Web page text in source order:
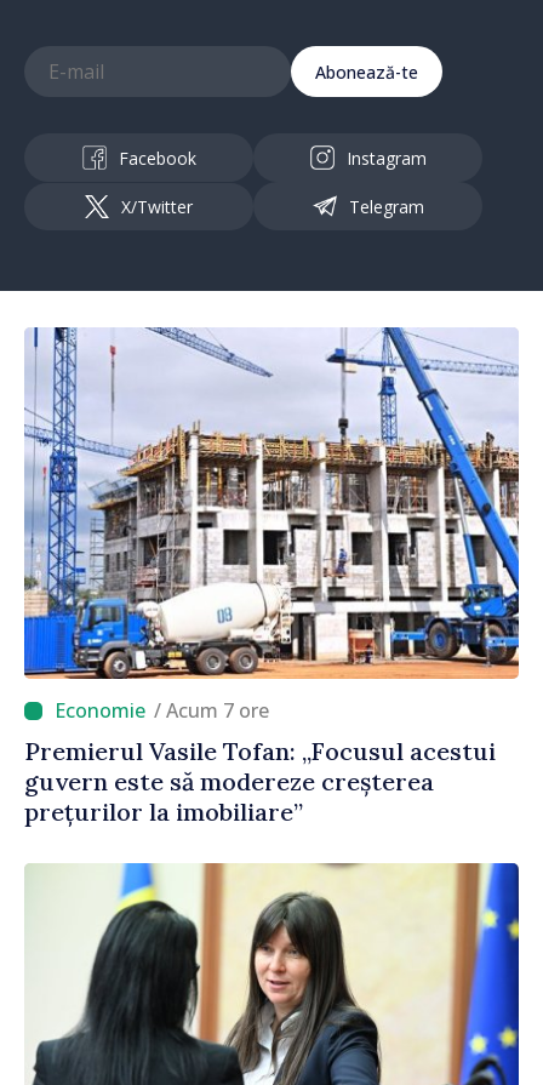
Abonează-te
Facebook Instagram
X/Twitter Telegram
/ Acum 7 ore
Premierul Vasile Tofan: „Focusul acestui
guvern este să modereze creșterea
prețurilor la imobiliare”